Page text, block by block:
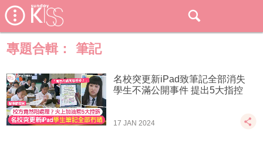
專題合輯： 筆記
名校突更新iPad致筆記全部消失
學生不滿公開事件 提出5大指控
17 JAN 2024